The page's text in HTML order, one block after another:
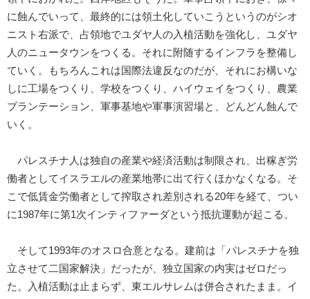
に蝕んでいって、最終的には領土化していこうというのがシオ
ニスト右派で、占領地でユダヤ人の入植活動を強化し、ユダヤ
人のニュータウンをつくる。それに附随するインフラを整備し
ていく。もちろんこれは国際法違反なのだが、それにお構いな
しに工場をつくり、学校をつくり、ハイウェイをつくり、農業
プランテーション、軍事基地や軍事演習場と、どんどん蝕んで
いく。
パレスチナ人は独自の産業や経済活動は制限され、出稼ぎ労
働者としてイスラエルの産業地帯に出て行くほかなくなる。そ
こで低賃金労働者として搾取され差別される20年を経て、つい
に1987年に第1次インティファーダという抵抗運動が起こる。
そして1993年のオスロ合意となる。建前は「パレスチナを独
立させて二国家解決」だったが、独立国家の内実はゼロだっ
た。入植活動は止まらず、東エルサレムは併合されたまま。イ